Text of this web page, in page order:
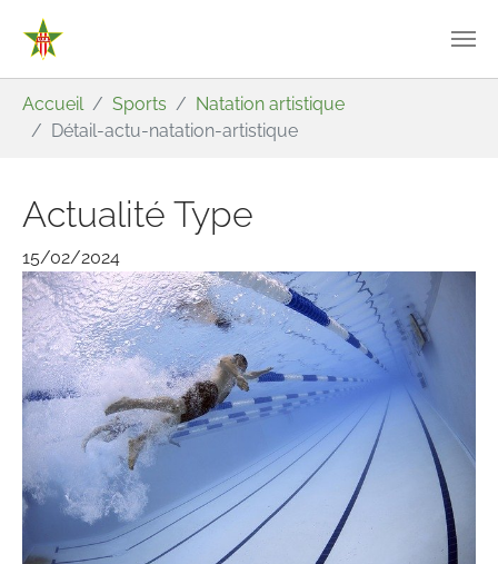
Accueil Sports
Natation artistique
Détail-actu-natation-artistique
Actualité Type
15/02/2024